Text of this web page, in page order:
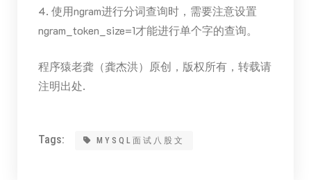
4. 使用ngram进行分词查询时，需要注意设置
ngram_token_size=1才能进行单个字的查询。
程序猿老龚（龚杰洪）原创，版权所有，转载请
注明出处.
Tags: MYSQL面试八股文